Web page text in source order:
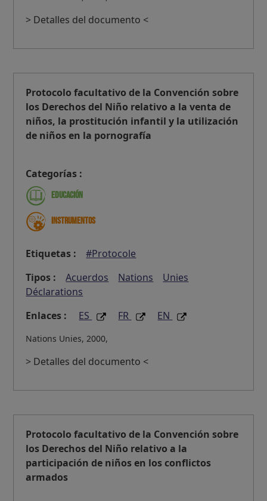
> Detalles del documento <
Protocolo facultativo de la Convención sobre
los Derechos del Niño relativo a la venta de
niños, la prostitución infantil y la utilización
de niños en la pornografía
Categorías :
Educación
Instrumentos
Etiquetas :
#Protocole
Tipos :
Acuerdos Nations
Unies
Déclarations
Enlaces :
ES FR EN
Nations Unies, 2000,
> Detalles del documento <
Protocolo facultativo de la Convención sobre
los Derechos del Niño relativo a la
participación de niños en los conflictos
armados